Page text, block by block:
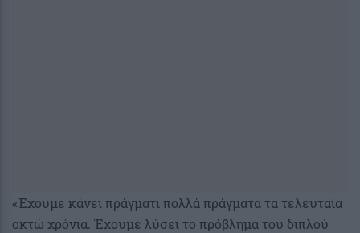
«Έχουμε κάνει πράγματι πολλά πράγματα τα τελευταία
οκτώ χρόνια. Έχουμε λύσει το πρόβλημα του διπλού